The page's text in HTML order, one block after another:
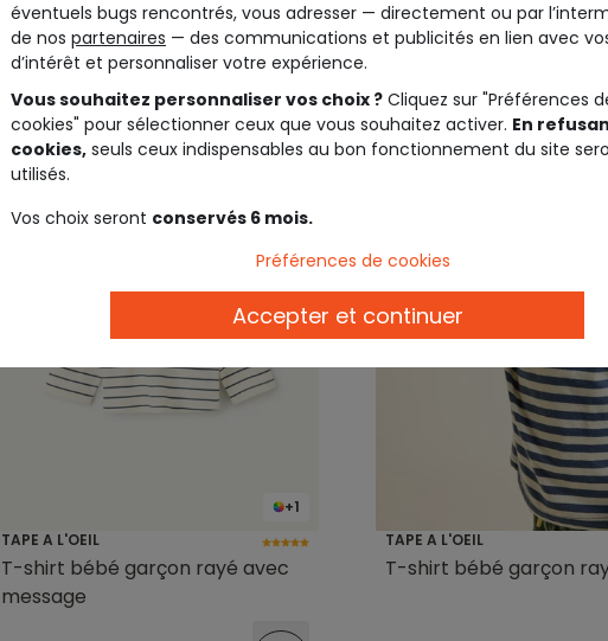
6,99 € 9,99 € 5,00 €
+1
TAPE A L'OEIL
T-shirt bébé garçon rayé avec
message
TAPE A L'OEIL
T-shirt bébé garçon
éventuels bugs rencontrés, vous adresser — directement ou par
de nos partenaires — des communications et publicités en lien avec
d’intérêt et personnaliser votre expérience.
Vous souhaitez personnaliser vos choix ? Cliquez sur "Préférences
cookies" pour sélectionner ceux que vous souhaitez activer. En
cookies, seuls ceux indispensables au bon fonctionnement du site
utilisés.
Vos choix seront conservés 6 mois.
Préférences de cookies
Accepter et continuer